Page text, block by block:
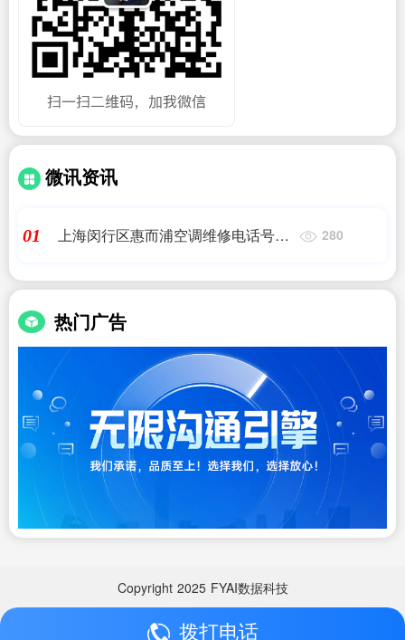
微讯资讯
01
上海闵行区惠而浦空调维修电话号码
修电话-上海家电维修-上)
280
热门广告
Copyright 2025 FYAI数据科技
拨打电话
Copyright 2025 FYAI数据科技